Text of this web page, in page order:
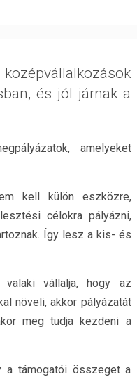
és jól járnak a
amelyeket
kell külön eszközre,
célokra pályázni,
Így lesz a kis- és
valaki vállalja, hogy az
növeli, akkor pályázatát
meg tudja kezdeni a
a támogatói összeget a